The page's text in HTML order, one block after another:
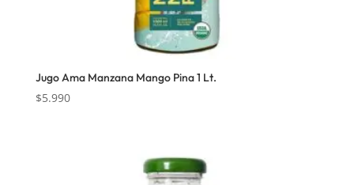
Jugo Ama Manzana Mango Pina 1 Lt.
$5.990